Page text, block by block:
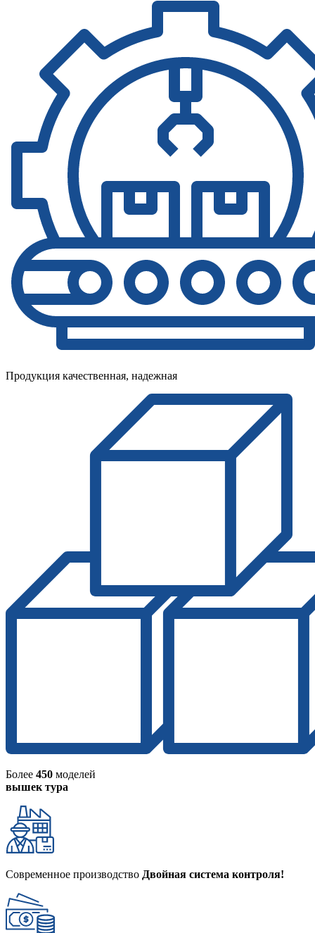
Продукция качественная, надежная
Более 450 моделей
вышек тура
Современное производство Двойная система контроля!